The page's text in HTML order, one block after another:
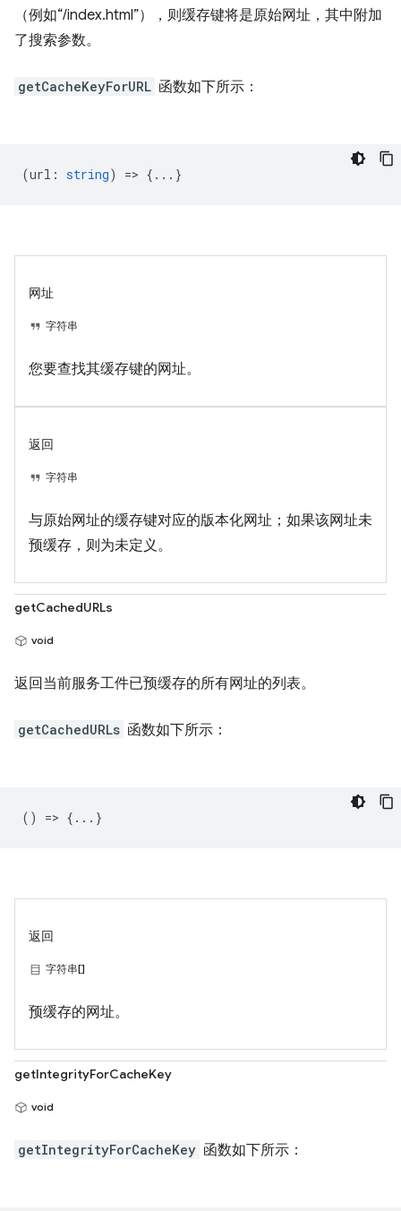
（例如“/index.html”），则缓存键将是原始网址，其中附加
了搜索参数。
getCacheKeyForURL 函数如下所示：
(url : string) => {...}
网址
字符串
您要查找其缓存键的网址。
返回
字符串
与原始网址的缓存键对应的版本化网址；如果该网址未
预缓存，则为未定义。
getCachedURLs
void
返回当前服务工件已预缓存的所有网址的列表。
getCachedURLs 函数如下所示：
() => {...}
返回
字符串[]
预缓存的网址。
getIntegrityForCacheKey
void
getIntegrityForCacheKey 函数如下所示：